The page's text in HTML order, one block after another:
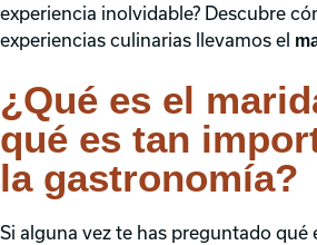
experiencia inolvidable? Descubre
experiencias culinarias llevamos el
¿Qué es el
qué es tan
la gastronomía?
Si alguna vez te has preguntado qué